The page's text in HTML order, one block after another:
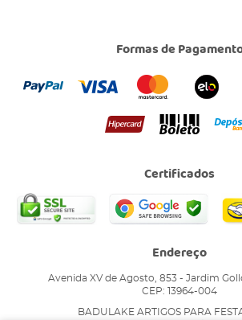
Formas de
Certificados
Endereço
Avenida XV de Agosto, 853- Jardim
CEP: 13964-004
BADULAKE ARTIGOS PARA